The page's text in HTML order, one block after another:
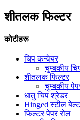
शीतलक फिल्टर
कोटीहरू
चिप कन्वेयर
चुम्बकीय
शीतलक फिल्टर
चुम्बकीय
धातु चिप श्रेडर
Hinged स्टील बेल्ट
फिल्टर पेपर रोल